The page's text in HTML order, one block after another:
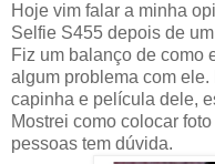
Hoje vim falar a minha
Selfie S455 depois de
Fiz um balanço de como
algum problema com
capinha e película dele,
Mostrei como colocar
pessoas tem dúvida.